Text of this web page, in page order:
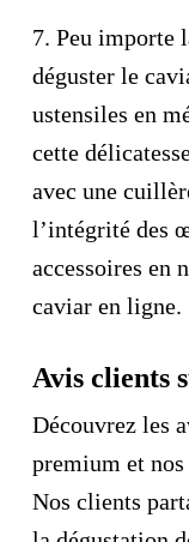
7. Peu importe
déguster le
ustensiles en
cette
avec une
l’intégrité des
accessoires en
caviar en ligne.
Avis clients
Découvrez les
premium et nos
Nos clients